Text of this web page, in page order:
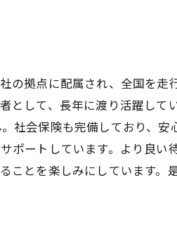
の拠点に配属され、全国を走
して、長年に渡り活躍してい
社会保険も完備しており、安
ポートしています。より良い
ことを楽しみにしています。